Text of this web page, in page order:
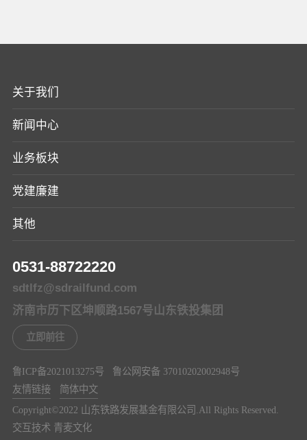
关于我们
新闻中心
业务板块
党建廉建
其他
0531-88722220
sdtlfz@sdrailfund.com
济南市历下区坤顺路1567号山东铁投集团
立即前往
鲁ICP备2021013275号
鲁公网安备 37010202002948号
友情链接
简体中文
Copyright©️2022 山东铁路发展基金有限公司.All Rights Reserved.
交互技术 青麦文化